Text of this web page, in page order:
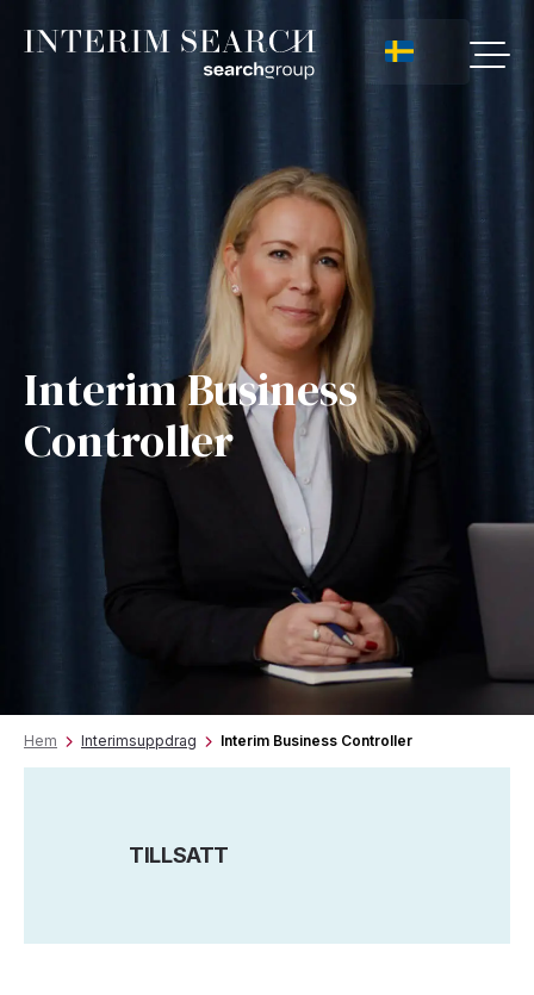
Interim Business
Controller
Hem Interimsuppdrag Interim Business Controller
TILLSATT